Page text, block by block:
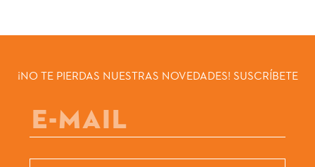
¡NO TE PIERDAS NUESTRAS NOVEDADES! SUSCRÍBETE